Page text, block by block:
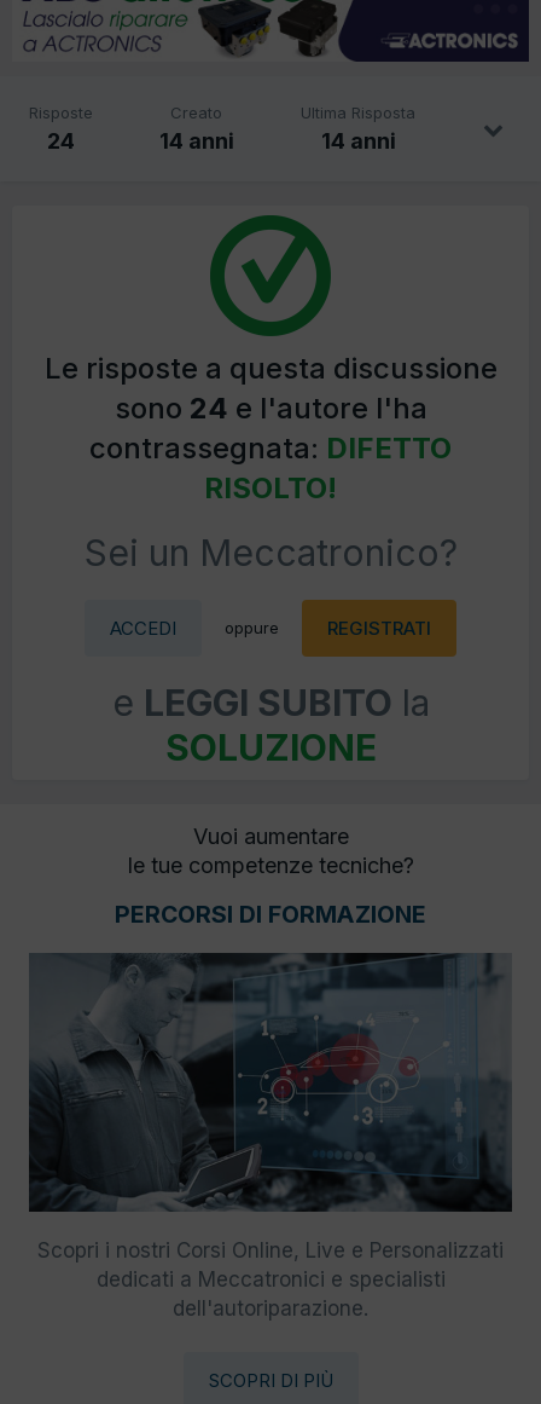
Risposte
24
Creato
14 anni
Ultima Risposta
14 anni
Le risposte a questa discussione
sono 24 e l'autore l'ha
contrassegnata: DIFETTO
RISOLTO!
Sei un Meccatronico?
ACCEDI oppure REGISTRATI
e LEGGI SUBITO la
SOLUZIONE
Vuoi aumentare
le tue competenze tecniche?
PERCORSI DI FORMAZIONE
Scopri i nostri Corsi Online, Live e Personalizzati
dedicati a Meccatronici e specialisti
dell'autoriparazione.
SCOPRI DI PIÙ